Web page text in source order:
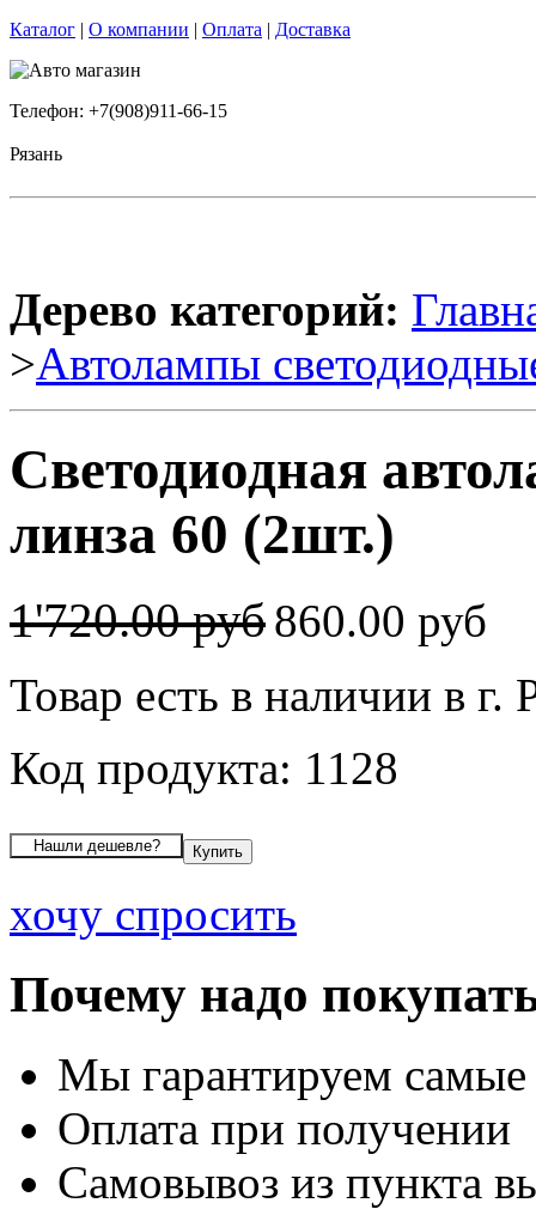
Каталог | О компании | Оплата | Доставка
Телефон: +7(908)911-66-15
Рязань
Дерево категорий:
>Автолампы
Светодиодная
линза 60 (2шт.)
1'720.00 руб860.00 руб
Товар есть в наличии в г.
Код продукта: 1128
хочу спросить
Почему надо
Мы гарантируем
Оплата при получении
Самовывоз из пункта